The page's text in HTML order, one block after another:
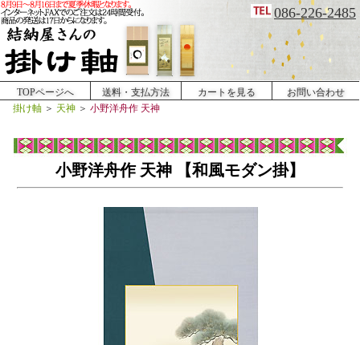
086-226-2485
TOPページへ 送料・支払方法 カートを見る
お問い合わせ
掛け軸 ＞ 天神 ＞ 小野洋舟作 天神
小野洋舟作 天神 【和風モダン掛】